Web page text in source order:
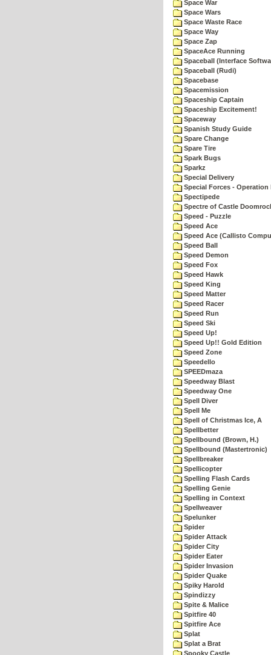
Space War
Space Wars
Space Waste Race
Space Way
Space Zap
SpaceAce Running
Spaceball (Interface
Spaceball (Rudi)
Spacebase
Spacemission
Spaceship Captain
Spaceship Excitement!
Spaceway
Spanish Study Guide
Spare Change
Spare Tire
Spark Bugs
Sparkz
Special Delivery
Special Forces - Operation
Spectipede
Spectre of Castle
Speed - Puzzle
Speed Ace
Speed Ace (Callisto
Speed Ball
Speed Demon
Speed Fox
Speed Hawk
Speed King
Speed Matter
Speed Racer
Speed Run
Speed Ski
Speed Up!
Speed Up!! Gold Edition
Speed Zone
Speedello
SPEEDmaza
Speedway Blast
Speedway One
Spell Diver
Spell Me
Spell of Christmas Ice, A
Spellbetter
Spellbound (Brown, H.)
Spellbound (Mastertronic)
Spellbreaker
Spellicopter
Spelling Flash Cards
Spelling Genie
Spelling in Context
Spellweaver
Spelunker
Spider
Spider Attack
Spider City
Spider Eater
Spider Invasion
Spider Quake
Spiky Harold
Spindizzy
Spite & Malice
Spitfire 40
Spitfire Ace
Splat
Splat a Brat
Spooky Castle